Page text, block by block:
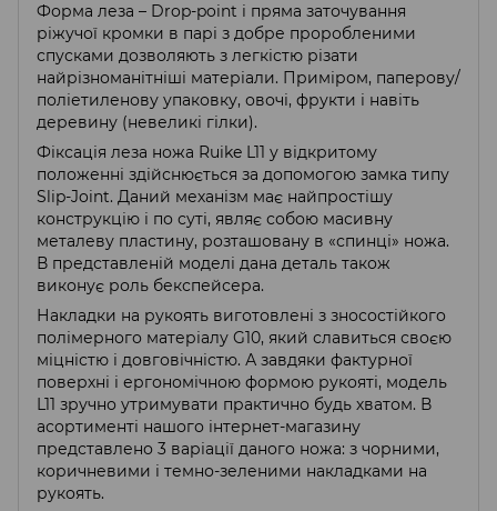
Форма леза – Drop-point і пряма заточування
ріжучої кромки в парі з добре проробленими
спусками дозволяють з легкістю різати
найрізноманітніші матеріали. Приміром, паперову/
поліетиленову упаковку, овочі, фрукти і навіть
деревину (невеликі гілки).
Фіксація леза ножа Ruike L11 у відкритому
положенні здійснюється за допомогою замка типу
Slip-Joint. Даний механізм має найпростішу
конструкцію і по суті, являє собою масивну
металеву пластину, розташовану в «спинці» ножа.
В представленій моделі дана деталь також
виконує роль бекспейсера.
Накладки на рукоять виготовлені з зносостійкого
полімерного матеріалу G10, який славиться своєю
міцністю і довговічністю. А завдяки фактурної
поверхні і ергономічною формою рукояті, модель
L11 зручно утримувати практично будь хватом. В
асортименті нашого інтернет-магазину
представлено 3 варіації даного ножа: з чорними,
коричневими і темно-зеленими накладками на
рукоять.